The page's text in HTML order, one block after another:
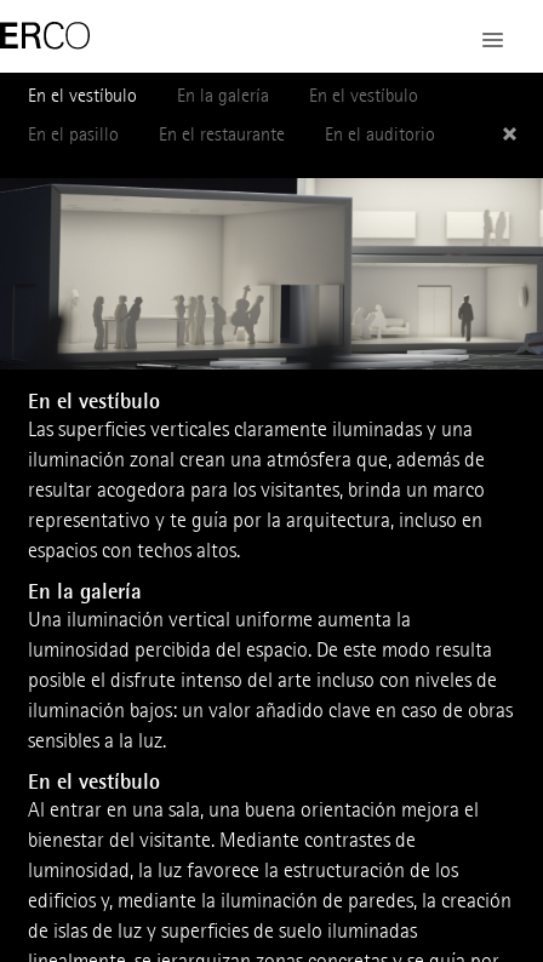
En el vestíbulo En la galería
En el vestíbulo
En el pasillo
En el restaurante En el auditorio
En el vestíbulo
Las superficies verticales claramente ­iluminadas y una
iluminación zonal crean una atmósfera que, además de
resultar acogedora para los visitantes, brinda un marco
representativo y te guía por la arquitectura, incluso en
espacios con techos altos.
En la galería
Una iluminación vertical uniforme aumenta la
luminosidad percibida del espacio. De este modo resulta
posible el disfrute intenso del arte incluso con niveles de
ilumi­nación bajos: un valor añadido clave en caso de obras
sensibles a la luz.
En el vestíbulo
Al entrar en una sala, una buena orientación mejora el
bienestar del visitante. Mediante contrastes de
luminosidad, la luz favorece la estructuración de los
edificios y, mediante la iluminación de paredes, la creación
de islas de luz y superficies de suelo iluminadas